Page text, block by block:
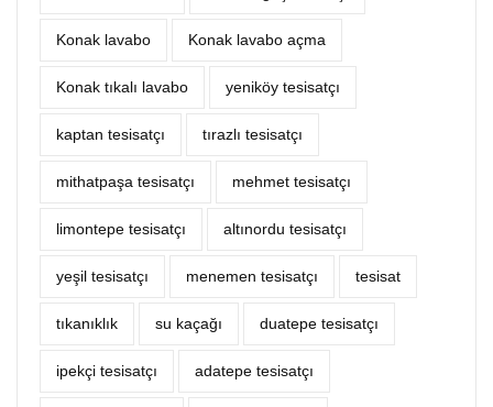
Konak lavabo Konak lavabo açma
Konak tıkalı lavabo yeniköy tesisatçı
kaptan tesisatçı tırazlı tesisatçı
mithatpaşa tesisatçı mehmet tesisatçı
limontepe tesisatçı altınordu tesisatçı
yeşil tesisatçı menemen tesisatçı tesisat
tıkanıklık su kaçağı duatepe tesisatçı
ipekçi tesisatçı adatepe tesisatçı